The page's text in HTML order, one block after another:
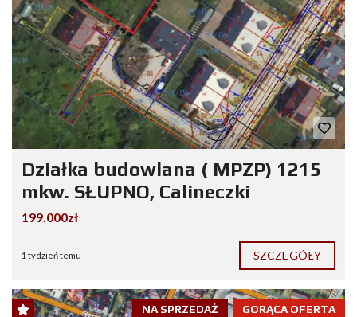
Działka budowlana ( MPZP) 1215
mkw. SŁUPNO, Calineczki
199.000zł
1 tydzień temu SZCZEGÓŁY
GORĄCA OFERTA
NA SPRZEDAŻ